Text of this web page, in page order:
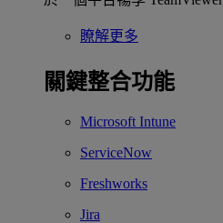
瞭解更多
關鍵整合功能
Microsoft Intune
ServiceNow
Freshworks
Jira